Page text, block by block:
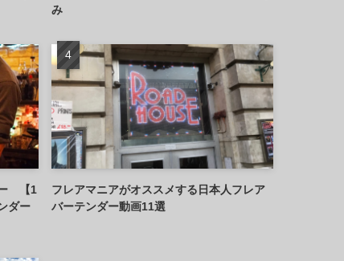
み
ー 【1
ダー
フレアマニアがオススメする日本人フレア
バーテンダー動画11選